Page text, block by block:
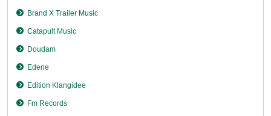
Brand X Trailer Music
Catapult Music
Doudam
Edene
Edition Klangidee
Fm Records